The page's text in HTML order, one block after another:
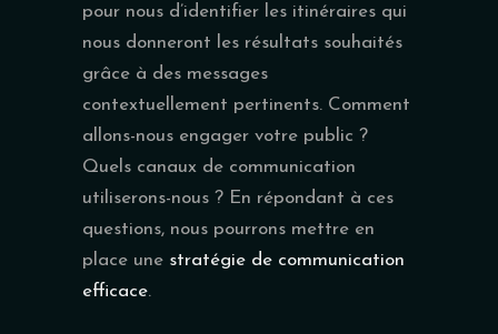
pour nous d’identifier les itinéraires qui
nous donneront les résultats souhaités
grâce à des messages
contextuellement pertinents. Comment
allons-nous engager votre public ?
Quels canaux de communication
utiliserons-nous ? En répondant à ces
questions, nous pourrons mettre en
place une stratégie de communication
efficace.